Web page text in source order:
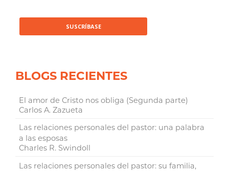
BLOGS RECIENTES
El amor de Cristo nos obliga (Segunda parte)
Carlos A. Zazueta
Las relaciones personales del pastor: una palabra
a las esposas
Charles R. Swindoll
Las relaciones personales del pastor: su familia,